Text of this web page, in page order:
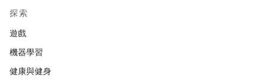
探索
遊戲
機器學習
健康與健身